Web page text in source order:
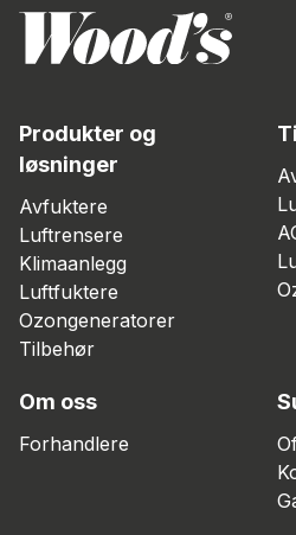
Produkter og
løsninger
Avfuktere
Luftrensere
Klimaanlegg
Luftfuktere
Ozongeneratorer
Tilbehør
Om oss
Forhandlere